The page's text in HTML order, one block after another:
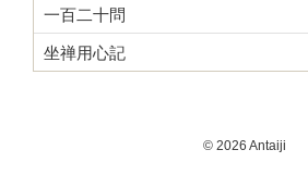
一百二十問
坐禅用心記
© 2026 Antaiji